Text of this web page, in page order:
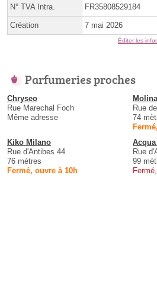
N° TVA Intra. FR35808529184
Création 7 mai 2026
Éditer les
Parfumeries proches
Chryseo
Rue Marechal Foch
Même adresse
Rue
74
Kiko Milano
Rue d'Antibes 44
76 mètres
Fermé, ouvre à 10h
Rue
99